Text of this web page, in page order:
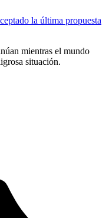
la última propuesta
mientras el mundo
situación.